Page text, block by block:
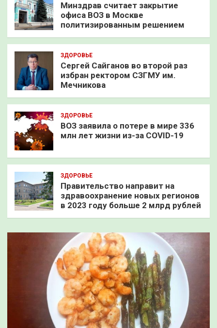
Минздрав считает закрытие
офиса ВОЗ в Москве
политизированным решением
ЗДОРОВЬЕ
Сергей Сайганов во второй раз
избран ректором СЗГМУ им.
Мечникова
ЗДОРОВЬЕ
ВОЗ заявила о потере в мире 336
млн лет жизни из-за COVID-19
ЗДОРОВЬЕ
Правительство направит на
здравоохранение новых регионов
в 2023 году больше 2 млрд рублей